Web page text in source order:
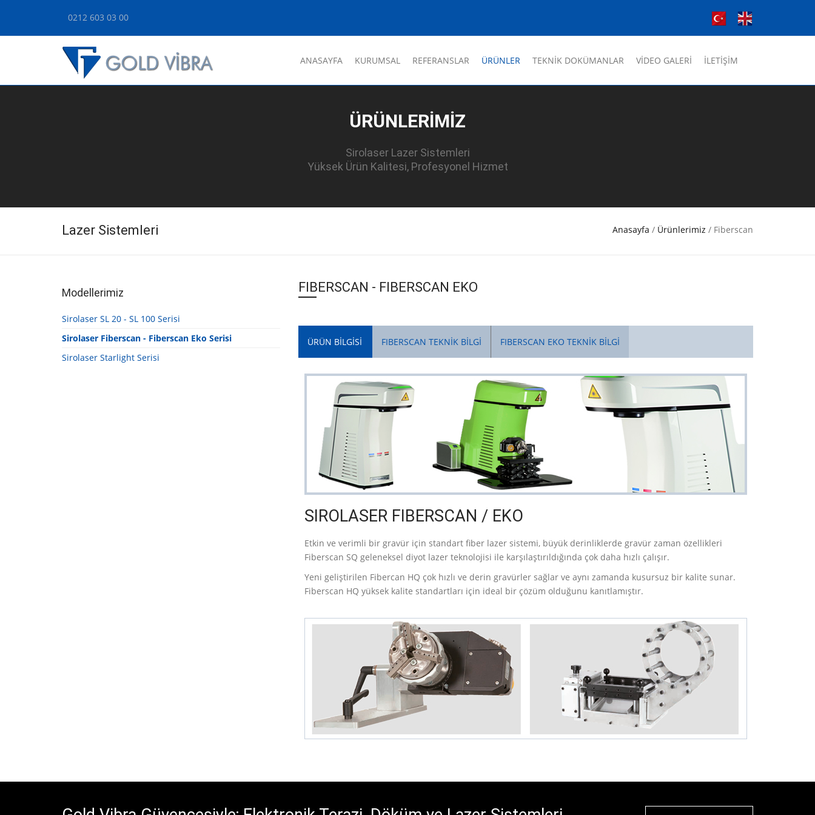
0212 603 03 00
ANASAYFA KURUMSAL REFERANSLAR ÜRÜNLER TEKNİK DOKÜMANLAR VİDEO GALERİ İLETİŞİM
ÜRÜNLERİMİZ
Sirolaser Lazer Sistemleri
Yüksek Ürün Kalitesi, Profesyonel Hizmet
Lazer Sistemleri Anasayfa / Ürünlerimiz / Fiberscan
Modellerimiz
Sirolaser SL 20 - SL 100 Serisi
Sirolaser Fiberscan - Fiberscan Eko Serisi
Sirolaser Starlight Serisi
FIBERSCAN - FIBERSCAN EKO
ÜRÜN BİLGİSİ FIBERSCAN TEKNİK BİLGİ FIBERSCAN EKO TEKNİK BİLGİ
SIROLASER FIBERSCAN / EKO
Etkin ve verimli bir gravür için standart fiber lazer sistemi, büyük derinliklerde gravür zaman özellikleri
Fiberscan SQ geleneksel diyot lazer teknolojisi ile karşılaştırıldığında çok daha hızlı çalışır.
Yeni geliştirilen Fibercan HQ çok hızlı ve derin gravürler sağlar ve aynı zamanda kusursuz bir kalite sunar.
Fiberscan HQ yüksek kalite standartları için ideal bir çözüm olduğunu kanıtlamıştır.